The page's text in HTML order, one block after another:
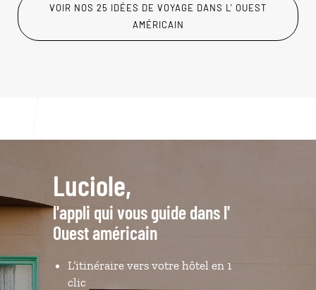
VOIR NOS 25 IDÉES DE VOYAGE DANS L' OUEST
AMÉRICAIN
Luciole,
l'appli qui vous guide dans l'
Ouest américain
L’itinéraire vers votre hôtel en 1
clic